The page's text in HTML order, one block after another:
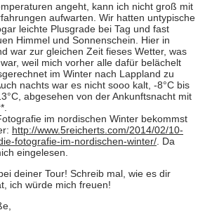
angeht, kann ich nicht groß mit
aufwarten. Wir hatten untypische
leichte Plusgrade bei Tag und fast
Himmel und Sonnenschein. Hier in
war zur gleichen Zeit fieses Wetter, was
weil mich vorher alle dafür belächelt
im Winter nach Lappland zu
nachts war es nicht sooo kalt, -8°C bis
abgesehen von der Ankunftsnacht mit
im nordischen Winter bekommst
http://www.5reicherts.com/2014/02/10-
fotografie-im-nordischen-winter/. Da
eingelesen.
deiner Tour! Schreib mal, wie es dir
ich würde mich freuen!